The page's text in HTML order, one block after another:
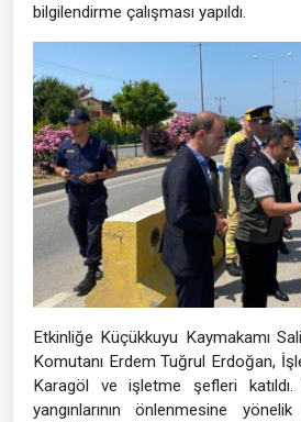
bilgilendirme çalışması yapıldı.
Etkinliğe Küçükkuyu Kaymakamı
Komutanı Erdem Tuğrul Erdoğan,
Karagöl ve işletme şefleri
yangınlarının önlenmesine